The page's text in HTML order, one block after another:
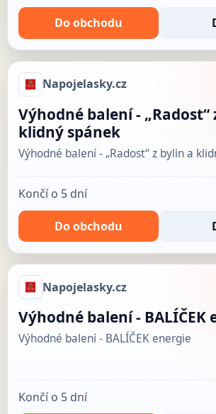
Do obchodu
Napojelasky.cz
Výhodné balení - „Radost“
klidný spánek
Výhodné balení - „Radost“ z bylin a
Končí o 5 dní
Do obchodu
Napojelasky.cz
Výhodné balení - BALÍČEK
Výhodné balení - BALÍČEK energie
Končí o 5 dní